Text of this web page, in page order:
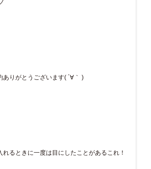
ありがとうございます( ´∀｀ )
れるときに一度は目にしたことがあるこれ！